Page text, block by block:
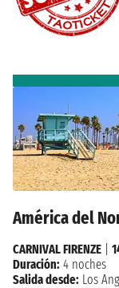
América del
CARNIVAL FIRENZE
Duración: 4 noches
Salida desde: Los